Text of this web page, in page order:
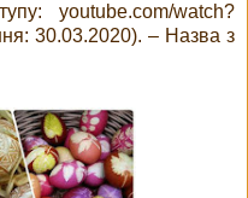
youtube.com/watch?
30.03.2020). – Назва з